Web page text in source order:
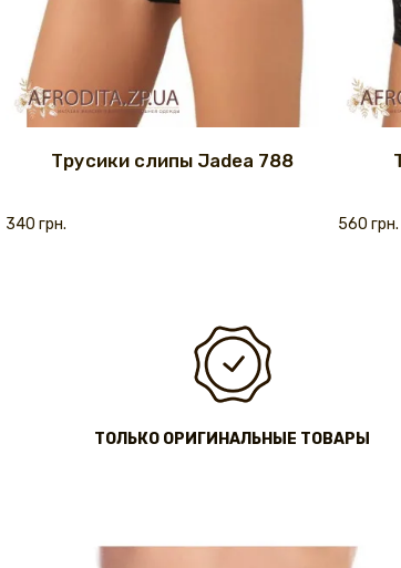
Трусики слипы Jadea 788
340 грн. 560 грн.
ТОЛЬКО ОРИГИНАЛЬНЫЕ ТОВАРЫ